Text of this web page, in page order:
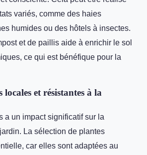
variés, comme des haies
humides ou des hôtels à insectes.
et de paillis aide à enrichir le sol
ce qui est bénéfique pour la
et résistantes à la
a un impact significatif sur la
La sélection de plantes
car elles sont adaptées au